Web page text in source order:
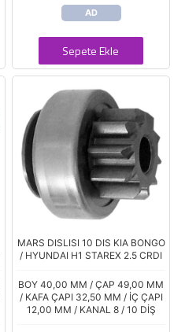
AD
Sepete Ekle
MARS DISLISI 10 DIS KIA BONGO
/ HYUNDAI H1 STAREX 2.5 CRDI
BOY 40,00 MM / ÇAP 49,00 MM
/ KAFA ÇAPI 32,50 MM / İÇ ÇAPI
12,00 MM / KANAL 8 / 10 DİŞ